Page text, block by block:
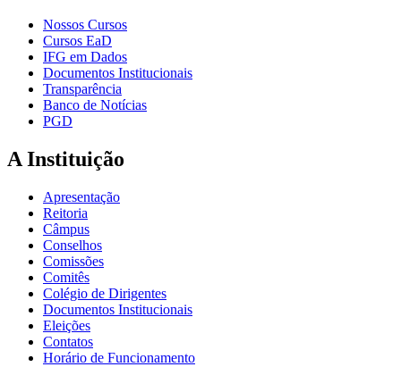
Nossos Cursos
Cursos EaD
IFG em Dados
Documentos Institucionais
Transparência
Banco de Notícias
PGD
A Instituição
Apresentação
Reitoria
Câmpus
Conselhos
Comissões
Comitês
Colégio de Dirigentes
Documentos Institucionais
Eleições
Contatos
Horário de Funcionamento